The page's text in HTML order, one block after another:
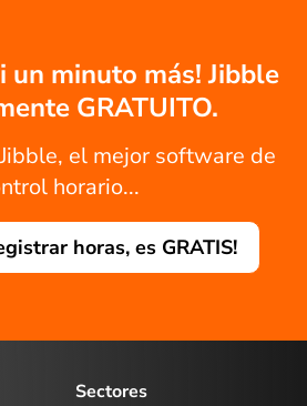
un minuto más! Jibble
GRATUITO.
el mejor software de
horario...
horas, es GRATIS!
Sectores